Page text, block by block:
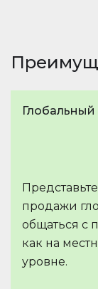
Глобальный
продажи
общаться с
как на
уровне.